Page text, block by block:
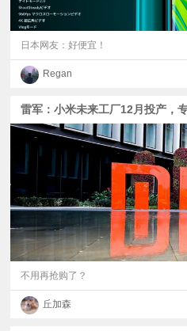
日本网友：好便宜！
Regan
不用再抢购了？
丘加森